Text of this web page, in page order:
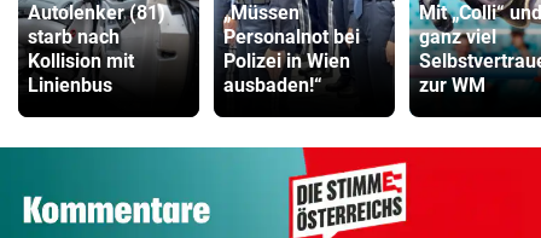
Autolenker (81)
starb nach
Kollision mit
Linienbus
„Müssen
Personalnot bei
Polizei in Wien
ausbaden!“
Mit „Colli“ und
ganz viel
zur WM